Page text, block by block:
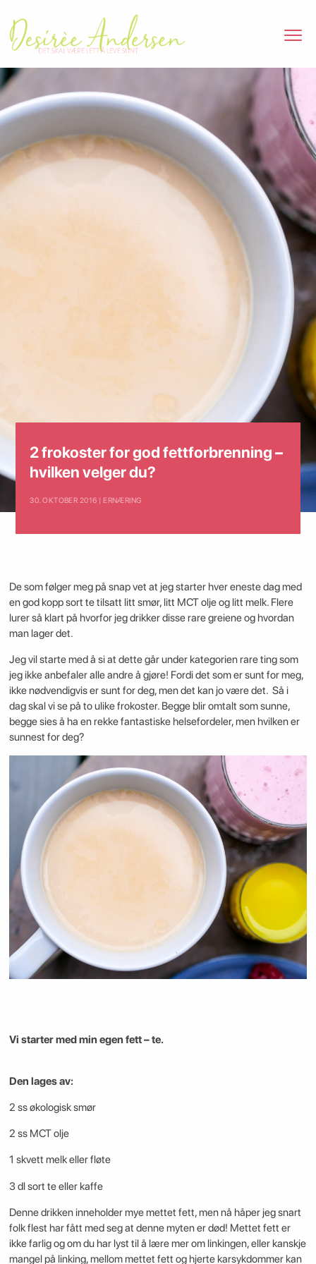
2 frokoster for god fettforbrenning –
hvilken velger du?
30. OKTOBER 2016 | ERNÆRING
De som følger meg på snap vet at jeg starter hver eneste dag med
en god kopp sort te tilsatt litt smør, litt MCT olje og litt melk. Flere
lurer så klart på hvorfor jeg drikker disse rare greiene og hvordan
man lager det.
Jeg vil starte med å si at dette går under kategorien rare ting som
jeg ikke anbefaler alle andre å gjøre! Fordi det som er sunt for meg,
ikke nødvendigvis er sunt for deg, men det kan jo være det. Så i
dag skal vi se på to ulike frokoster. Begge blir omtalt som sunne,
begge sies å ha en rekke fantastiske helsefordeler, men hvilken er
sunnest for deg?
Vi starter med min egen fett – te.
Den lages av:
2 ss økologisk smør
2 ss MCT olje
1 skvett melk eller fløte
3 dl sort te eller kaffe
Denne drikken inneholder mye mettet fett, men nå håper jeg snart
folk flest har fått med seg at denne myten er død! Mettet fett er
ikke farlig og om du har lyst til å lære mer om linkingen, eller kanskje
mangel på linking, mellom mettet fett og hjerte karsykdommer kan